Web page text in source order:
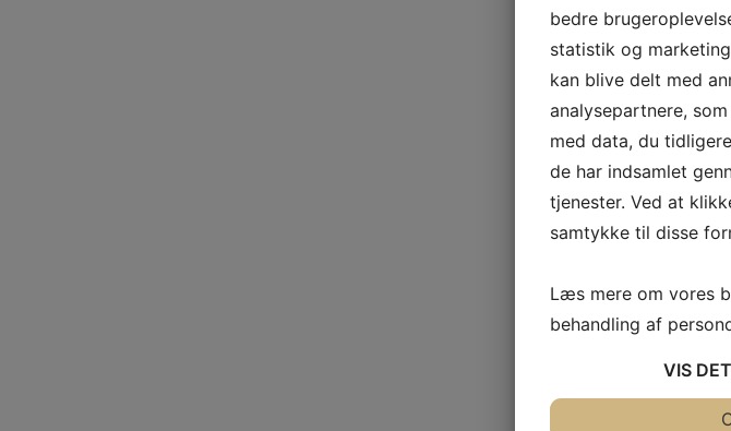
bedre
statistik og
kan blive delt med
analysepartnere,
med data, du
de har indsamlet
tjenester. Ved at
samtykke til disse
Læs mere om vores
behandling af
VIS